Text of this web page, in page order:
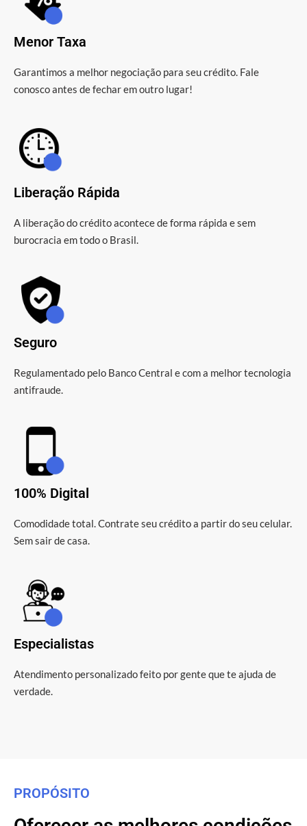
Menor Taxa
Garantimos a melhor negociação para seu crédito. Fale
conosco antes de fechar em outro lugar!
Liberação Rápida
A liberação do crédito acontece de forma rápida e sem
burocracia em todo o Brasil.
Seguro
Regulamentado pelo Banco Central e com a melhor tecnologia
antifraude.
100% Digital
Comodidade total. Contrate seu crédito a partir do seu celular.
Sem sair de casa.
Especialistas
Atendimento personalizado feito por gente que te ajuda de
verdade.
PROPÓSITO